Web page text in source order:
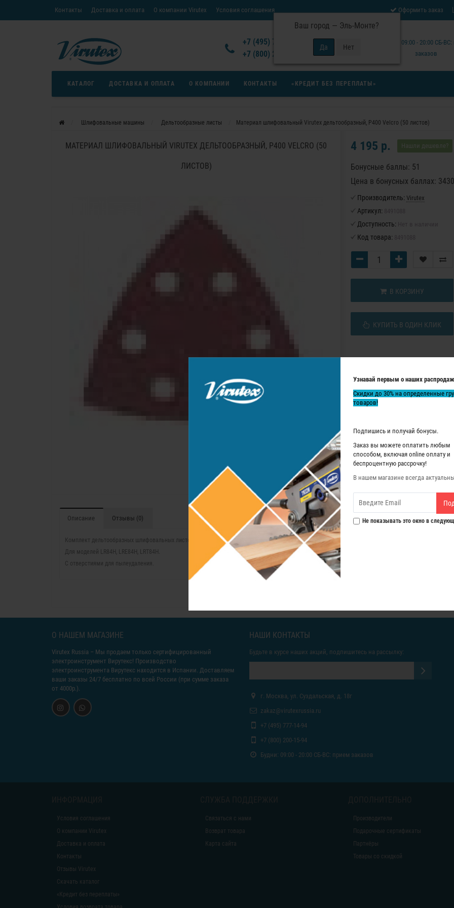
Узнавай первым о наших
Скидки до 30% на определенные
товаров!
Подпишись и получай бонусы.
Заказ вы можете оплатить любым
способом, включая online оплату и
беспроцентную рассрочку!
В нашем магазине всегда
Не показывать это окно в
Условия соглашения
О компании Virutex
Доставка и оплата
Контакты
Условия возврата товара
Ваш город — Эль-Монте?
Оформить заказ
+7 (495) 777-14-94
+7 (800) 200-15-94
Будни: 09:00 - 20:00 СБ-
заказов
КАТАЛОГ ДОСТАВКА И ОПЛАТА О КОМПАНИИ КОНТАКТЫ «КРЕДИТ БЕЗ ПЕРЕПЛАТЫ»
Шлифовальные машины Дельтообразные листы Материал шлифовальный Virutex дельтообразный, Р400 Velcro (50 листов)
МАТЕРИАЛ ШЛИФОВАЛЬНЫЙ VIRUTEX ДЕЛЬТООБРАЗНЫЙ, Р400 VELCRO (50
ЛИСТОВ)
4 195 р. Нашли дешевле?
Бонусные баллы: 51
Цена в бонусных баллах: 3430
Производитель: Virutex
Артикул:
Доступность:
Код товара:
В КОРЗИНУ
КУПИТЬ В ОДИН КЛИК
Описание Отзывы (0)
Комплект дельтообразных шлифовальных листов, P 400 Velcro.
Для моделей LR84H, LRE84H, LRT84H.
С отверстиями для пылеудаления.
О НАШЕМ МАГАЗИНЕ
Virutex Russia – Мы продаем только сертифицированный
электроинструмент Вирутекс! Производство
электроинструмента Вирутекс находится в Испании. Доставляем
ваши заказы 24/7 бесплатно по всей России (при сумме заказа
от 4000р.).
НАШИ КОНТАКТЫ
Будьте в курсе наших акций, подпишитесь на рассылку:
г. Москва, ул. Суздальская, д. 18г
zakaz@virutexrussia.ru
+7 (495) 777-14-94
+7 (800) 200-15-94
Будни: 09:00 - 20:00 СБ-ВС: прием заказов
Условия соглашения
О компании Virutex
Доставка и оплата
Контакты
Отзывы Virutex
Скачать каталог
«Кредит без переплаты»
Связаться с нами
Возврат товара
Карта сайта
Производители
Подарочные сертификаты
Партнёры
Товары со скидкой